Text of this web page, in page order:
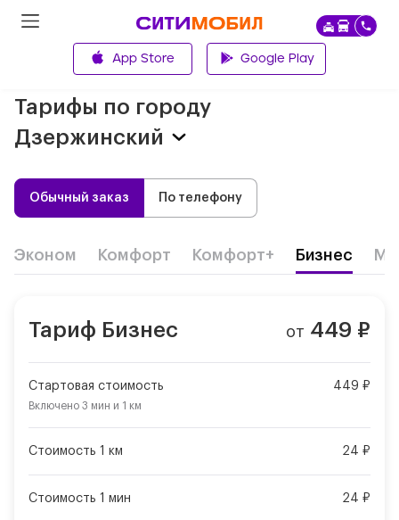
App Store Google Play
Тарифы по городу
Дзержинский
Обычный заказ По телефону
Эконом Комфорт Комфорт+ Бизнес
Тариф Бизнес от 449 ₽
Стартовая стоимость 449 ₽
Включено 3 мин и 1 км
Стоимость 1 км 24 ₽
Стоимость 1 мин 24 ₽